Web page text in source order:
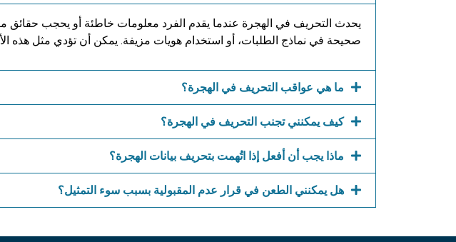
يحدث التحريف في الهجرة عندما يقدم الفرد معلومات خاطئة أو يحجب حقائق
صحيحة في نماذج الطلبات، أو استخدام هويات مزيفة. يمكن أن تؤدي مثل هذه
ما هي عواقب التحريف في الهجرة؟
كيف يمكنني تجنب التحريف في الهجرة؟
ماذا يجب أن أفعل إذا اتُهمت بتحريف بيانات الهجرة؟
هل يمكنني الطعن في قرار عدم المقبولية بسبب سوء التمثيل؟